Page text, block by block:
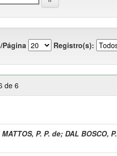
Registro(s):
de 6
MATTOS, P. P. de; DAL BOSCO, P.